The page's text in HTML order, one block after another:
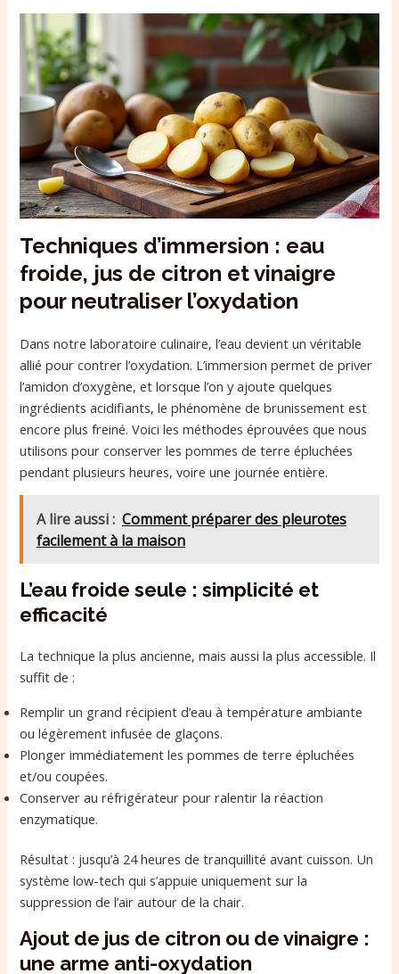
Techniques d’immersion : eau
froide, jus de citron et vinaigre
pour neutraliser l’oxydation
Dans notre laboratoire culinaire, l’eau devient un véritable
allié pour contrer l’oxydation. L’immersion permet de priver
l’amidon d’oxygène, et lorsque l’on y ajoute quelques
ingrédients acidifiants, le phénomène de brunissement est
encore plus freiné. Voici les méthodes éprouvées que nous
utilisons pour conserver les pommes de terre épluchées
pendant plusieurs heures, voire une journée entière.
A lire aussi : Comment préparer des pleurotes
facilement à la maison
L’eau froide seule : simplicité et
efficacité
La technique la plus ancienne, mais aussi la plus accessible. Il
suffit de :
Remplir un grand récipient d’eau à température ambiante
ou légèrement infusée de glaçons.
Plonger immédiatement les pommes de terre épluchées
et/ou coupées.
Conserver au réfrigérateur pour ralentir la réaction
enzymatique.
Résultat : jusqu’à 24 heures de tranquillité avant cuisson. Un
système low-tech qui s’appuie uniquement sur la
suppression de l’air autour de la chair.
Ajout de jus de citron ou de vinaigre :
une arme anti-oxydation